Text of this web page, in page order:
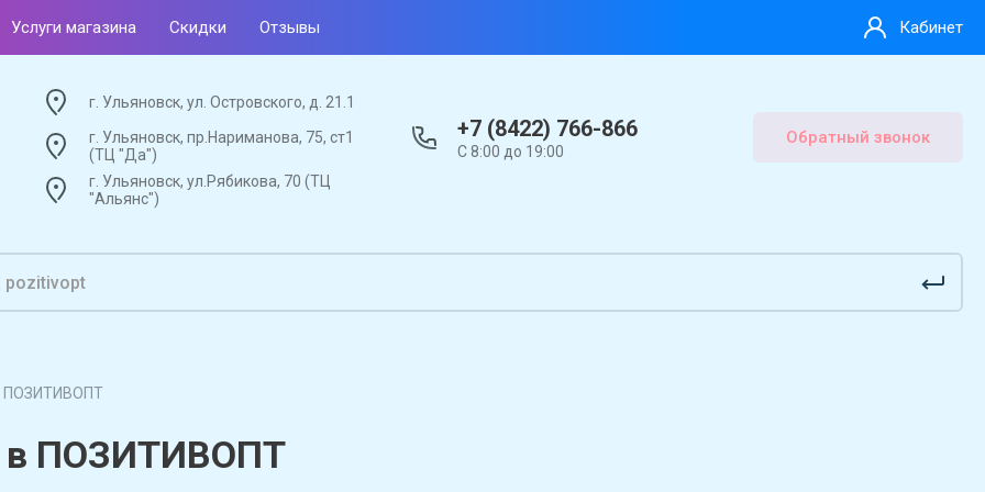
Услуги магазина Скидки Отзывы Кабинет
г. Ульяновск, ул. Островского, д. 21.1
г. Ульяновск, пр.Нариманова, 75, ст1
(ТЦ "Да")
г. Ульяновск, ул.Рябикова, 70 (ТЦ
"Альянс")
+7 (8422) 766-866
С 8:00 до 19:00
Обратный звонок
ПОЗИТИВОПТ
в ПОЗИТИВОПТ